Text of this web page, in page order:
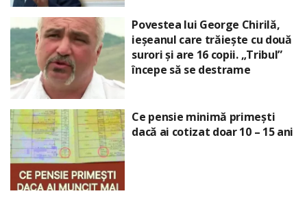
Povestea lui George Chirilă,
ieșeanul care trăiește cu două
surori și are 16 copii. „Tribul”
începe să se destrame
Ce pensie minimă primești
dacă ai cotizat doar 10 – 15 ani